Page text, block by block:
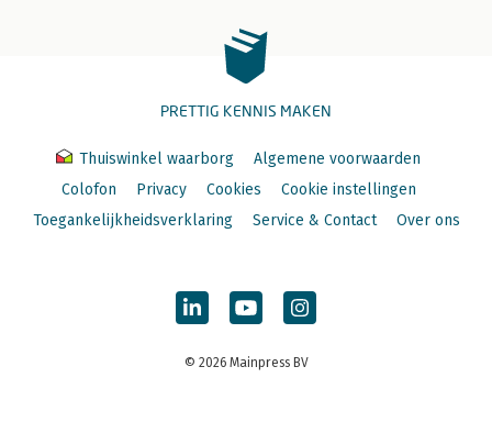
PRETTIG KENNIS MAKEN
Thuiswinkel waarborg
Algemene voorwaarden
Colofon
Privacy Cookies
Cookie instellingen
Toegankelijkheidsverklaring
Service & Contact Over ons
© 2026 Mainpress BV